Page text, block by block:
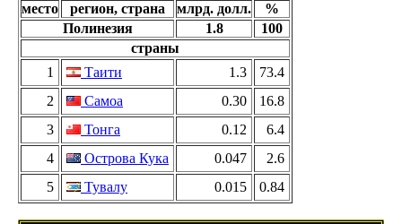
место
регион, страна млрд. долл.
%
Полинезия
1.8
100
страны
1
Таити 1.3
73.4
2
Самоа 0.30
16.8
3
Тонга 0.12
6.4
4
Острова Кука 0.047
2.6
5
Тувалу 0.015 0.84